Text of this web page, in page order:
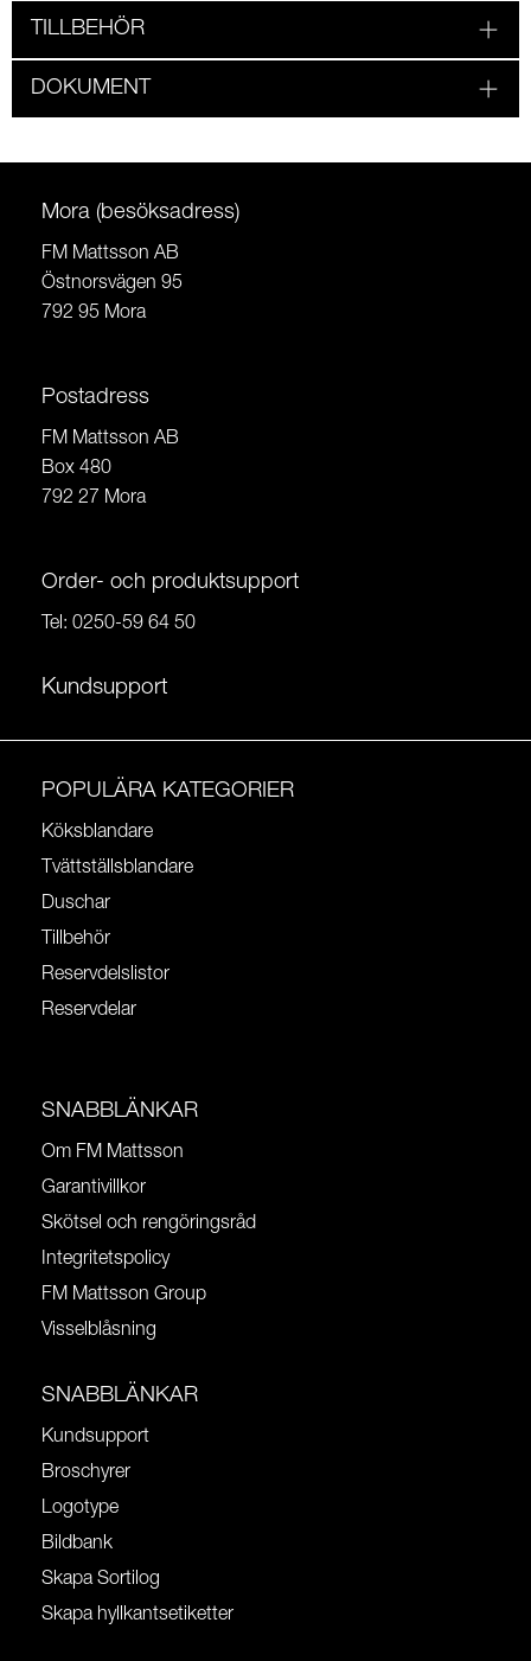
TILLBEHÖR
DOKUMENT
Mora (besöksadress)
FM Mattsson AB
Östnorsvägen 95
792 95 Mora
Postadress
FM Mattsson AB
Box 480
792 27 Mora
Order- och produktsupport
Tel: 0250-59 64 50
Kundsupport
POPULÄRA KATEGORIER
Köksblandare
Tvättställsblandare
Duschar
Tillbehör
Reservdelslistor
Reservdelar
SNABBLÄNKAR
Om FM Mattsson
Garantivillkor
Skötsel och rengöringsråd
Integritetspolicy
FM Mattsson Group
Visselblåsning
SNABBLÄNKAR
Kundsupport
Broschyrer
Logotype
Bildbank
Skapa Sortilog
Skapa hyllkantsetiketter